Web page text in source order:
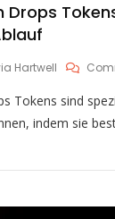
Drops
Hartwell
Tokens sind
indem sie